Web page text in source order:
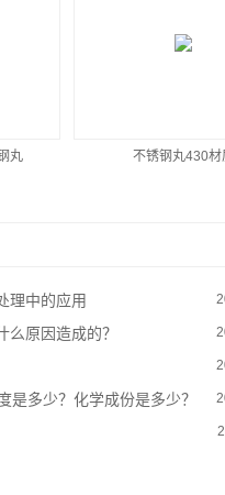
丸 不锈钢丸430材
理中的应用
么原因造成的？
是多少？化学成份是多少？